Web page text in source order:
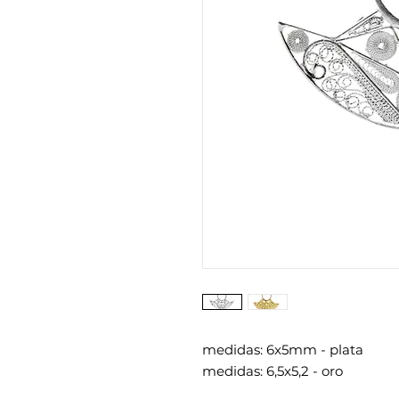
medidas: 6x5mm - plata
medidas: 6,5x5,2 - oro